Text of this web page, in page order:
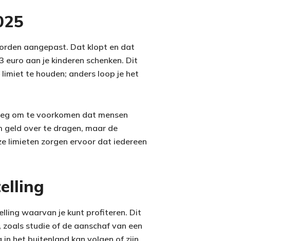
aangepast. Dat klopt en dat
aan je kinderen schenken. Dit
te houden; anders loop je het
om te voorkomen dat mensen
geld over te dragen, maar de
limieten zorgen ervoor dat iedereen
waarvan je kunt profiteren. Dit
studie of de aanschaf van een